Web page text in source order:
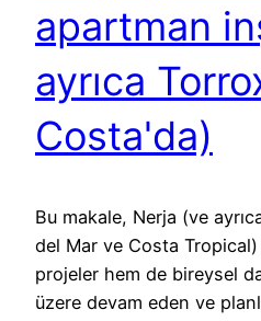
apartman
ayrıca
Costa'da)
Bu makale, Nerja (ve
del Mar ve Costa
projeler hem de bireysel
üzere devam eden ve